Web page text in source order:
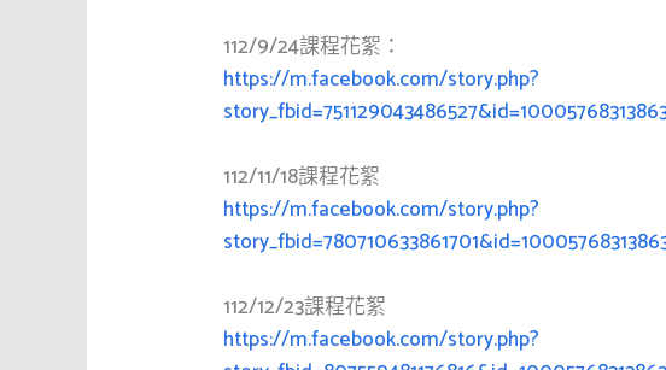
112/9/24課程花絮：
https://m.facebook.com/story.php?
112/11/18課程花絮
https://m.facebook.com/story.php?
112/12/23課程花絮
https://m.facebook.com/story.php?